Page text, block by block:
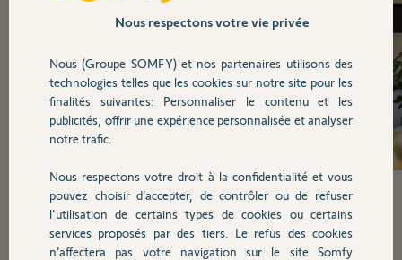
Sécurité maison
Nous respectons votre vie privée
Nous (Groupe SOMFY) et nos partenaires utilisons des
technologies telles que les cookies sur notre site pour les
finalités suivantes: Personnaliser le contenu et les
publicités, offrir une expérience personnalisée et analyser
notre trafic.
Nous respectons votre droit à la confidentialité et vous
pouvez choisir d’accepter, de contrôler ou de refuser
l'utilisation de certains types de cookies ou certains
services proposés par des tiers. Le refus des cookies
n’affectera pas votre navigation sur le site Somfy